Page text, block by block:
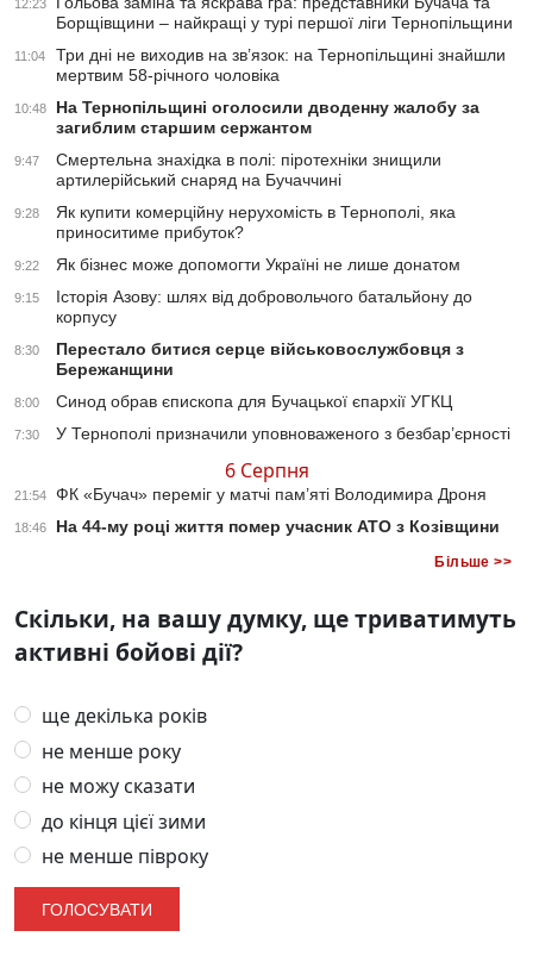
12:23
Борщівщини – найкращі у турі першої ліги Тернопільщини
11:04
Три дні не виходив на зв’язок: на Тернопільщині знайшли
мертвим 58-річного чоловіка
10:48
На Тернопільщині оголосили дводенну жалобу за
загиблим старшим сержантом
9:47
Смертельна знахідка в полі: піротехніки знищили
артилерійський снаряд на Бучаччині
9:28
Як купити комерційну нерухомість в Тернополі, яка
приноситиме прибуток?
9:22 Як бізнес може допомогти Україні не лише донатом
9:15
Історія Азову: шлях від добровольчого батальйону до
корпусу
8:30
Перестало битися серце військовослужбовця з
Бережанщини
8:00 Синод обрав єпископа для Бучацької єпархії УГКЦ
7:30 У Тернополі призначили уповноваженого з безбар’єрності
6 Серпня
21:54 ФК «Бучач» переміг у матчі пам’яті Володимира Дроня
18:46 На 44-му році життя помер учасник АТО з Козівщини
Більше >>
Скільки, на вашу думку, ще триватимуть
активні бойові дії?
ще декілька років
не менше року
не можу сказати
до кінця цієї зими
не менше півроку